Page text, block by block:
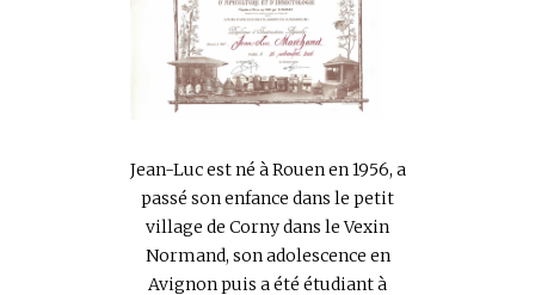
Jean-Luc est né à Rouen en 1956, a
passé son enfance dans le petit
village de Corny dans le Vexin
Normand, son adolescence en
Avignon puis a été étudiant à